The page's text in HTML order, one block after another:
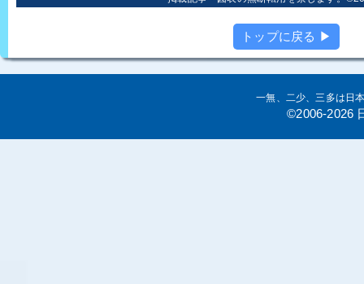
トップに戻る ▶
一無、二少、三多は日
©2006-2026